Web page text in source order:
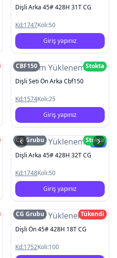
Dişli Arka 45# 428H 31T CG
Kd:1747Koli:50
Giriş yapınız
Resim Yüklenemedi
CBF150
Stokta
Dişli Seti Ön Arka Cbf150
Kd:1574Koli:25
Giriş yapınız
Resim YüklenemediYeni
CG Grubu
Stokta
Dişli Arka 45# 428H 32T CG
Kd:1748Koli:50
Giriş yapınız
Resim Yüklenemedi
CG Grubu
Tükendi
Dişli Ön 45# 428H 18T CG
Kd:1752Koli:100